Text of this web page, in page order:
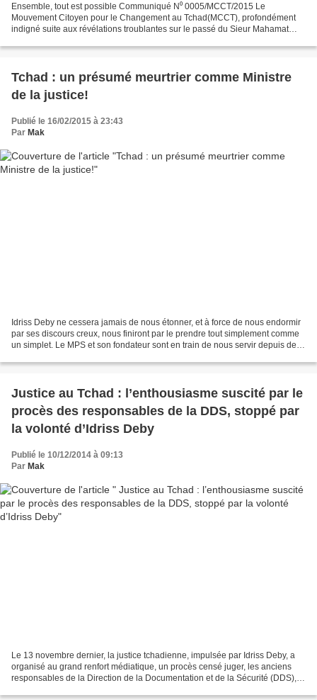
Ensemble, tout est possible Communiqué N⁰ 0005/MCCT/2015 Le
Mouvement Citoyen pour le Changement au Tchad(MCCT), profondément
indigné suite aux révélations troublantes sur le passé du Sieur Mahamat
Tchad : un présumé meurtrier comme Ministre
de la justice!
Publié le 16/02/2015 à 23:43
Par Mak
Idriss Deby ne cessera jamais de nous étonner, et à force de nous endormir
par ses discours creux, nous finiront par le prendre tout simplement comme
un simplet. Le MPS et son fondateur sont en train de nous servir depuis des
Justice au Tchad : l’enthousiasme suscité par le
procès des responsables de la DDS, stoppé par
la volonté d’Idriss Deby
Publié le 10/12/2014 à 09:13
Par Mak
Le 13 novembre dernier, la justice tchadienne, impulsée par Idriss Deby, a
organisé au grand renfort médiatique, un procès censé juger, les anciens
responsables de la Direction de la Documentation et de la Sécurité (DDS),